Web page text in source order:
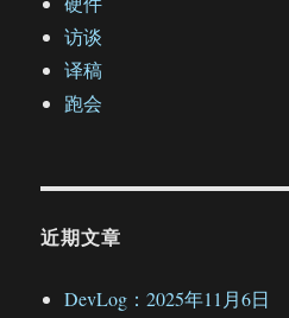
访谈
译稿
跑会
近期文章
DevLog：2025年11月6日